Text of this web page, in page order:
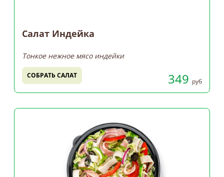
Салат Индейка
Тонкое нежное мясо индейки
СОБРАТЬ САЛАТ 349 руб